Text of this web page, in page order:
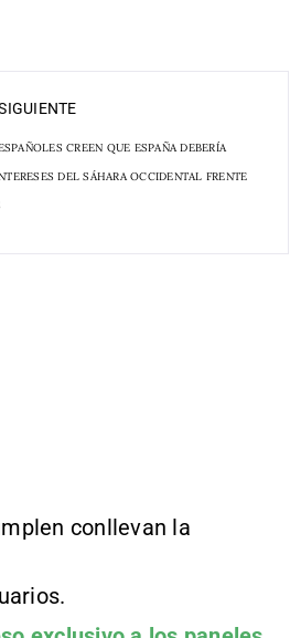
CREEN QUE ESPAÑA DEBERÍA
DEL SÁHARA OCCIDENTAL FRENTE
conllevan la